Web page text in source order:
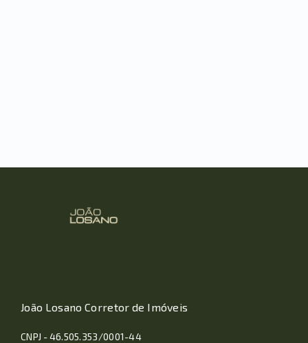
João Losano Corretor de Imóveis
CNPJ - 46.505.353/0001-44